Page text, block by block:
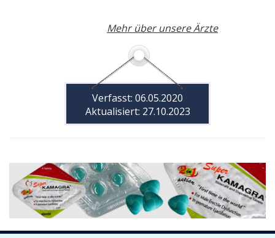
Mehr über unsere Ärzte
Verfasst: 06.05.2020
Aktualisiert: 27.10.2023